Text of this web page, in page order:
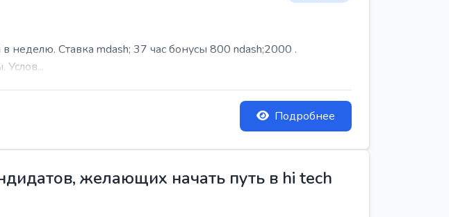
Ставка mdash; 37 час бонусы 800 ndash;2000 .
Услов...
Подробнее
желающих начать путь в hi tech